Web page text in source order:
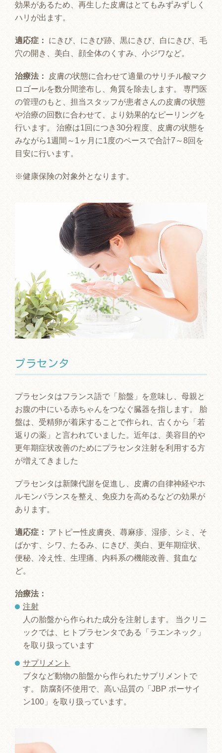
効果があるため、再生した皮膚はとてもみずみずしく
ハリが出ます。
適応症：
にきび、にきび跡、黒にきび、白にきび、毛
穴の開き、美白、顔全体のくすみ、小ジワなど。
治療法：
皮膚の状態に合わせて適量のサリチル酸マク
ロゴールを数分間塗布し、角質を除去します。 専門医
の管理のもと、担当スタッフが患者さんの皮膚の状態
や治療の回数に合わせて、より効果的なピーリングを
行います。 治療は1回につき30分程度、皮膚の状態を
みながら1週間～1ヶ月に1度のペースで合計7～8回を
目安に行います。
※健康保険の対象外となります。
プラセンタ
プラセンタはフランス語で「胎盤」を意味し、母親と
お腹の中にいる赤ちゃんをつなぐ臓器を指します。 胎
盤は、受精卵が着床することで作られ、古くから「若
返りの薬」と言われていました。近年は、美容目的や
更年期症状改善のためにプラセンタ注射を利用する方
が増えてきました
プラセンタは新陳代謝を促進し、皮膚の自律神経やホ
ルモンバランスを整え、免疫力を高めるなどの効果が
あります。
適応症：
アトピー性皮膚炎、蕁麻疹、湿疹、シミ、そ
ばかす、シワ、たるみ、にきび、美白、更年期症状、
便秘、冷え性、生理痛、内科系の機能改善、貧血な
ど。
治療法：
注射
人の胎盤から作られた成分を注射します。 当クリニ
ックでは、ヒトプラセンタである「ラエンネック」
を取り扱っています
サプリメント
ブタなど動物の胎盤から作られたサプリメントで
す。 防腐剤不使用で、高い品質の「JBP ポーサイ
ン100」を取り扱っています。